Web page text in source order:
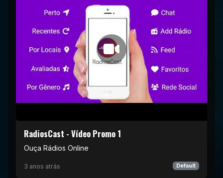
RadiosCast - Vídeo Promo 1
Ouça Rádios Online
3 anos atrás Default